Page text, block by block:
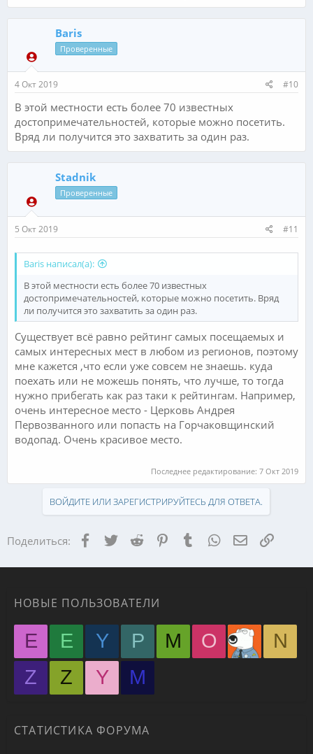
Baris
Проверенные
4 Окт 2019 #10
В этой местности есть более 70 известных
достопримечательностей, которые можно посетить.
Вряд ли получится это захватить за один раз.
Stadnik
Проверенные
5 Окт 2019 #11
Baris написал(а):
В этой местности есть более 70 известных
достопримечательностей, которые можно посетить. Вряд
ли получится это захватить за один раз.
Существует всё равно рейтинг самых посещаемых и
самых интересных мест в любом из регионов, поэтому
мне кажется ,что если уже совсем не знаешь. куда
поехать или не можешь понять, что лучше, то тогда
нужно прибегать как раз таки к рейтингам. Например,
очень интересное место - Церковь Андрея
Первозванного или попасть на Горчаковщинский
водопад. Очень красивое место.
Последнее редактирование: 7 Окт 2019
ВОЙДИТЕ ИЛИ ЗАРЕГИСТРИРУЙТЕСЬ ДЛЯ ОТВЕТА.
Поделиться: Facebook
TwitterReddit PinterestTumblr WhatsApp Ссылка
НОВЫЕ ПОЛЬЗОВАТЕЛИ
E E Y P M O
N
Z
Z Y М
СТАТИСТИКА ФОРУМА